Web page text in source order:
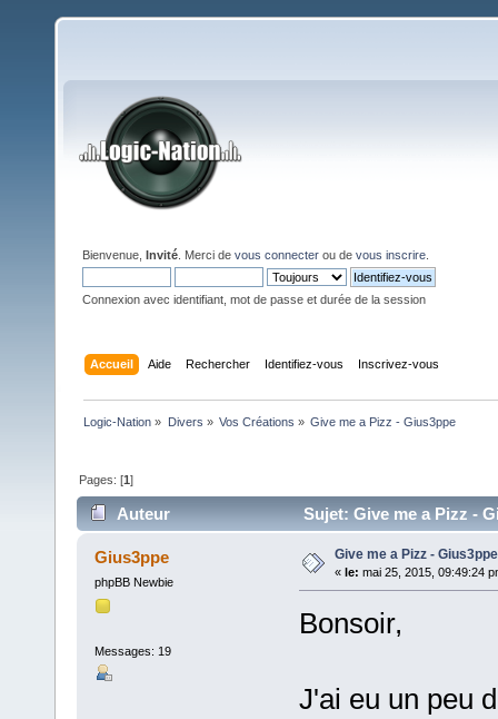
Bienvenue, Invité . Merci de vous connecter ou de vous inscrire
Connexion avec identifiant, mot de passe et durée de la session
Accueil Aide Rechercher Identifiez-vous Inscrivez-vous
Logic-Nation » Divers » Vos Créations » Give me a Pizz - Gius3ppe
Pages: [1]
Auteur Sujet: Give me a Pizz -
Gius3ppe
phpBB Newbie
Messages: 19
Give me a Pizz - Gius3ppe
« le: mai 25, 2015, 09:49:24
Bonsoir,
J'ai eu un peu